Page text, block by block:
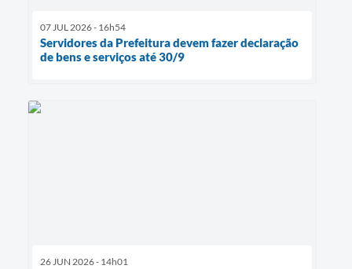
07 JUL 2026 - 16h54
Servidores da Prefeitura devem fazer declaração
de bens e serviços até 30/9
26 JUN 2026 - 14h01